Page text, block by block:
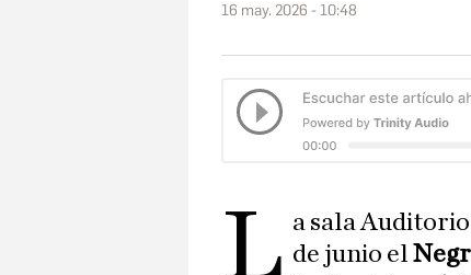
16 may. 2026 - 10:48
L a sala
de junio el